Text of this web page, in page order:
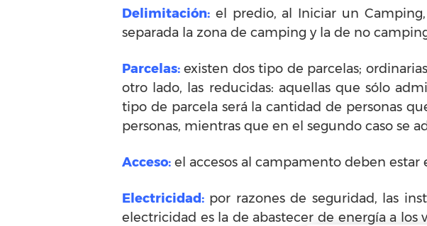
Delimitación: el predio, al Iniciar un
separada la zona de camping y la de no
Parcelas: existen dos tipo de parcelas;
otro lado, las reducidas: aquellas que sólo
tipo de parcela será la cantidad de personas
personas, mientras que en el segundo caso se
Acceso: el accesos al campamento deben
Electricidad: por razones de seguridad, las
electricidad es la de abastecer de energía a